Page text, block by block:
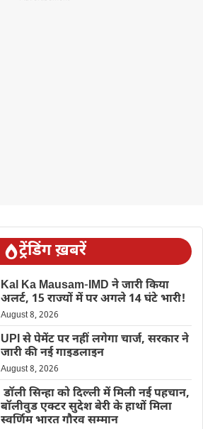
ट्रेंडिंग ख़बरें
Kal Ka Mausam-IMD ने जारी किया
अलर्ट, 15 राज्यों में पर अगले 14 घंटे भारी!
August 8, 2026
UPI से पेमेंट पर नहीं लगेगा चार्ज, सरकार ने
जारी की नई गाइडलाइन
August 8, 2026
डॉली सिन्हा को दिल्ली में मिली नई पहचान,
बॉलीवुड एक्टर सुदेश बेरी के हाथों मिला
स्वर्णिम भारत गौरव सम्मान